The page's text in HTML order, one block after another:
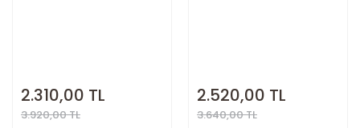
2.310,00 TL
3.920,00 TL
2.520,00 TL
3.640,00 TL